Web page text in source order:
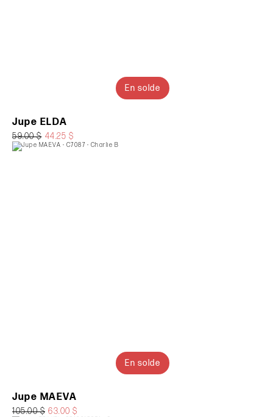
En solde
Jupe ELDA
59.00 $ 44.25 $
En solde
Jupe MAEVA
105.00 $ 63.00 $